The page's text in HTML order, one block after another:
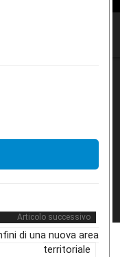
Articolo successivo
di una nuova area
territoriale